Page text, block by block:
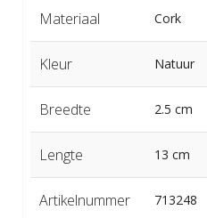
Materiaal Cork
Kleur Natuur
Breedte 2.5 cm
Lengte 13 cm
Artikelnummer 713248